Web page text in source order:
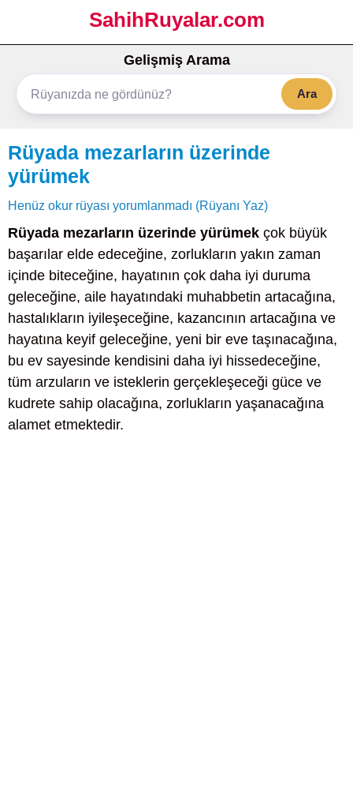
SahihRuyalar.com
Gelişmiş Arama
Ara
Rüyada mezarların üzerinde
yürümek
Henüz okur rüyası yorumlanmadı (Rüyanı Yaz)
Rüyada mezarların üzerinde yürümek çok büyük
başarılar elde edeceğine, zorlukların yakın zaman
içinde biteceğine, hayatının çok daha iyi duruma
geleceğine, aile hayatındaki muhabbetin artacağına,
hastalıkların iyileşeceğine, kazancının artacağına ve
hayatına keyif geleceğine, yeni bir eve taşınacağına,
bu ev sayesinde kendisini daha iyi hissedeceğine,
tüm arzuların ve isteklerin gerçekleşeceği güce ve
kudrete sahip olacağına, zorlukların yaşanacağına
alamet etmektedir.